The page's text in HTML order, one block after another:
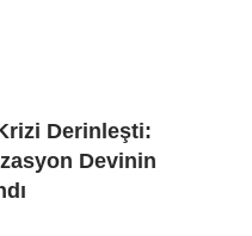
Derinleşti:
Devinin